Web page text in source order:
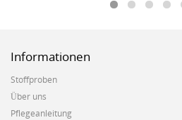
Informationen
Stoffproben
Über uns
Pflegeanleitung